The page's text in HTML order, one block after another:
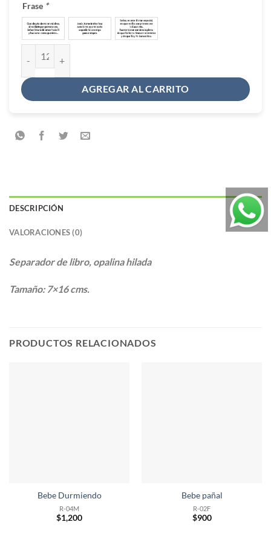
Frase *
AGREGAR AL CARRITO
DESCRIPCIÓN
VALORACIONES (0)
Separador de libro, opalina hilada
Tamaño: 7×16 cms.
PRODUCTOS RELACIONADOS
Bebe Durmiendo
R-04M
$1,200
Bebe pañal
R-02F
$900